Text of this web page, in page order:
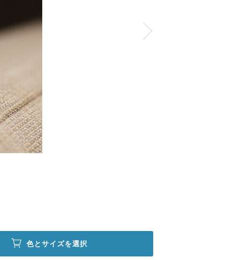
色とサイズを選択